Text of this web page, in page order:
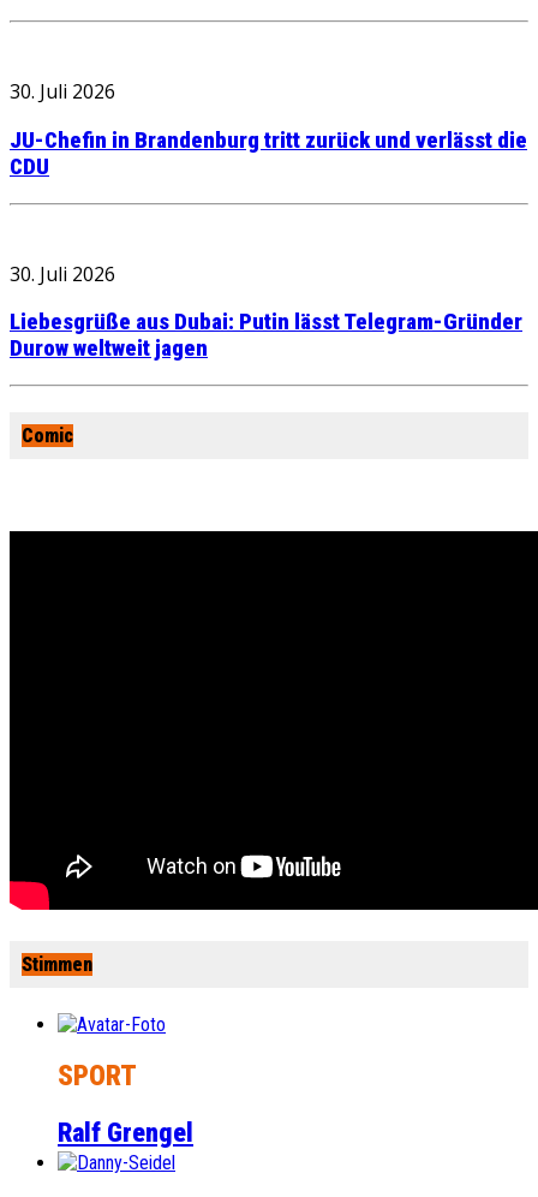
30. Juli 2026
JU-Chefin in Brandenburg tritt zurück und verlässt die
CDU
30. Juli 2026
Liebesgrüße aus Dubai: Putin lässt Telegram-Gründer
Durow weltweit jagen
Comic
Stimmen
SPORT
Ralf Grengel